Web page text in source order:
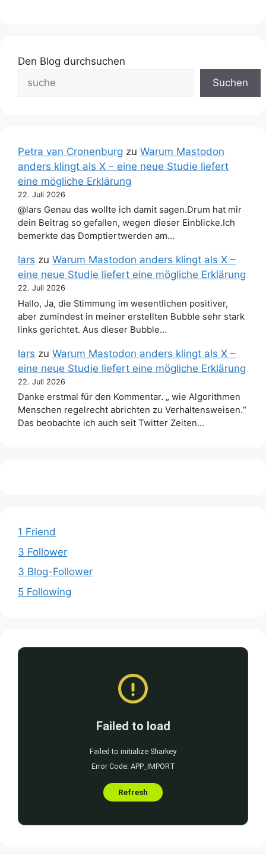
Den Blog durchsuchen
Suchen
Petra van Cronenburg zu Warum Mastodon
anders klingt als X – eine neue Studie liefert
eine mögliche Erklärung
22. Juli 2026
@lars Genau das wollte ich damit sagen.Drum hat mir
dein Beitrag so gefallen, wegen dieser Einblicke.Ich
bemerkte das Domptiertwerden am…
lars zu Warum Mastodon anders klingt als X –
eine neue Studie liefert eine mögliche Erklärung
22. Juli 2026
Hallo, Ja, die Stimmung im wesentlichen positiver,
aber zumindest in meiner erstellten Bubble sehr stark
links gerichtet. Aus dieser Bubble…
lars zu Warum Mastodon anders klingt als X –
eine neue Studie liefert eine mögliche Erklärung
22. Juli 2026
Danke erstmal für den Kommentar. „ wie Algorithmen
Menschen regelrecht abrichten zu Verhaltensweisen.“
Das beobachte ich auch seit Twitter Zeiten…
1 Friend
3 Follower
3 Blog-Follower
5 Following